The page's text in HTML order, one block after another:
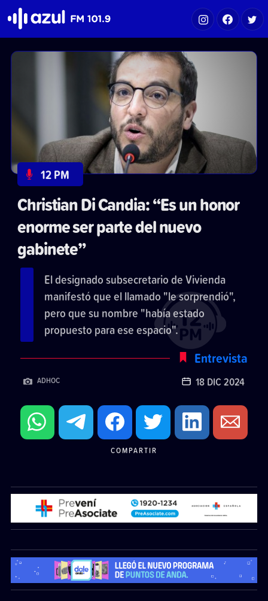
12 PM
Christian Di Candia: “Es un honor
enorme ser parte del nuevo
gabinete”
El designado subsecretario de Vivienda
manifestó que el llamado "le sorprendió",
pero que su nombre "había estado
propuesto para ese espacio".
Entrevista
ADHOC 18 DIC 2024
COMPARTIR